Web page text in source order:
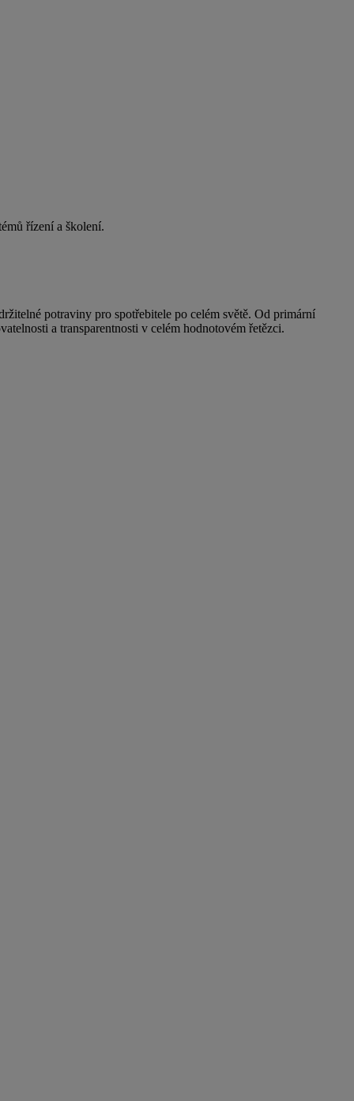
řízení a školení.
potraviny pro spotřebitele po celém světě. Od primární
a transparentnosti v celém hodnotovém řetězci.